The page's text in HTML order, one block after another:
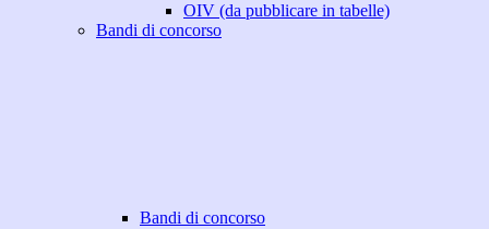
OIV (da pubblicare in tabelle)
Bandi di concorso
Bandi di concorso